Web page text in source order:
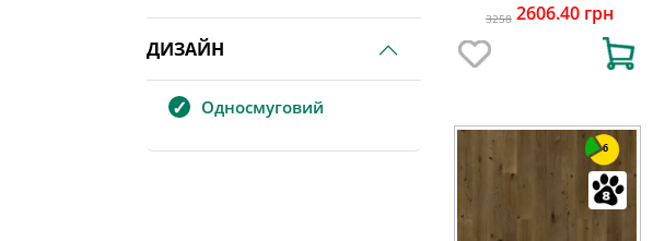
ДИЗАЙН
Односмуговий
3258 2606.40 грн
6